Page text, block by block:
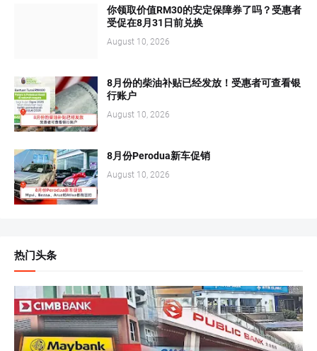
你领取价值RM30的安定保障券了吗？受惠者
受促在8月31日前兑换
August 10, 2026
8月份的柴油补贴已经发放！受惠者可查看银
行账户
August 10, 2026
8月份Perodua新车促销
August 10, 2026
热门头条